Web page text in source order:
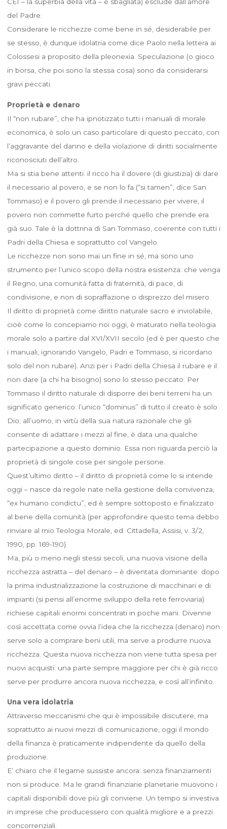
del Padre.
Considerare le ricchezze come bene in sé, desiderabile per
se stesso, è dunque idolatria come dice Paolo nella lettera ai
Colossesi a proposito della pleonexia. Speculazione (o gioco
in borsa, che poi sono la stessa cosa) sono da considerarsi
gravi peccati.
Proprietà e denaro
Il “non rubare”, che ha ipnotizzato tutti i manuali di morale
economica, è solo un caso particolare di questo peccato, con
l’aggravante del danno e della violazione di diritti socialmente
riconosciuti dell’altro.
Ma si stia bene attenti: il ricco ha il dovere (di giustizia) di dare
il necessario al povero, e se non lo fa (“si tamen”, dice San
Tommaso) e il povero gli prende il necessario per vivere, il
povero non commette furto perché quello che prende era
già suo. Tale è la dottrina di San Tommaso, coerente con tutti i
Padri della Chiesa e soprattutto col Vangelo.
Le ricchezze non sono mai un fine in sé, ma sono uno
strumento per l’unico scopo della nostra esistenza: che venga
il Regno, una comunità fatta di fraternità, di pace, di
condivisione, e non di sopraffazione o disprezzo del misero.
Il diritto di proprietà come diritto naturale sacro e inviolabile,
cioè come lo concepiamo noi oggi, è maturato nella teologia
morale solo a partire dal XVI/XVII secolo (ed è per questo che
i manuali, ignorando Vangelo, Padri e Tommaso, si ricordano
solo del non rubare). Anzi per i Padri della Chiesa il rubare e il
non dare (a chi ha bisogno) sono lo stesso peccato. Per
Tommaso il diritto naturale di disporre dei beni terreni ha un
significato generico: l’unico “dominus” di tutto il creato è solo
Dio; all’uomo, in virtù della sua natura razionale che gli
consente di adattare i mezzi al fine, è data una qualche
partecipazione a questo dominio. Essa non riguarda perciò la
proprietà di singole cose per singole persone.
Quest’ultimo diritto – il diritto di proprietà come lo si intende
oggi – nasce da regole nate nella gestione della convivenza,
“ex humano condictu”, ed è sempre sottoposto e finalizzato
al bene della comunità (per approfondire questo tema debbo
rinviare al mio Teologia Morale, ed. Cittadella, Assisi, v. 3/2,
1990, pp. 169-190).
Ma, più o meno negli stessi secoli, una nuova visione della
ricchezza astratta – del denaro – è diventata dominante: dopo
la prima industrializzazione la costruzione di macchinari e di
impianti (si pensi all’enorme sviluppo della rete ferroviaria)
richiese capitali enormi concentrati in poche mani. Divenne
così accettata come ovvia l’idea che la ricchezza (denaro) non
serve solo a comprare beni utili, ma serve a produrre nuova
ricchezza. Questa nuova ricchezza non viene tutta spesa per
nuovi acquisti: una parte sempre maggiore per chi è già ricco
serve per produrre ancora nuova ricchezza, e così all’infinito.
Una vera idolatria
Attraverso meccanismi che qui è impossibile discutere, ma
soprattutto ai nuovi mezzi di comunicazione, oggi il mondo
della finanza è praticamente indipendente da quello della
produzione.
E’ chiaro che il legame sussiste ancora: senza finanziamenti
non si produce. Ma le grandi finanziarie planetarie muovono i
capitali disponibili dove più gli conviene. Un tempo si investiva
in imprese che producessero con qualità migliore e a prezzi
concorrenziali.